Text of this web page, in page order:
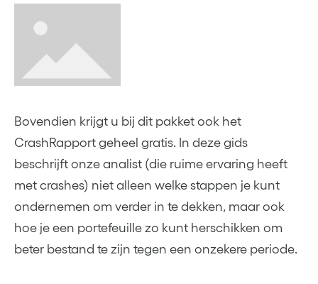
Bovendien krijgt u bij dit pakket ook het
CrashRapport geheel gratis. In deze gids
beschrijft onze analist (die ruime ervaring heeft
met crashes) niet alleen welke stappen je kunt
ondernemen om verder in te dekken, maar ook
hoe je een portefeuille zo kunt herschikken om
beter bestand te zijn tegen een onzekere periode.